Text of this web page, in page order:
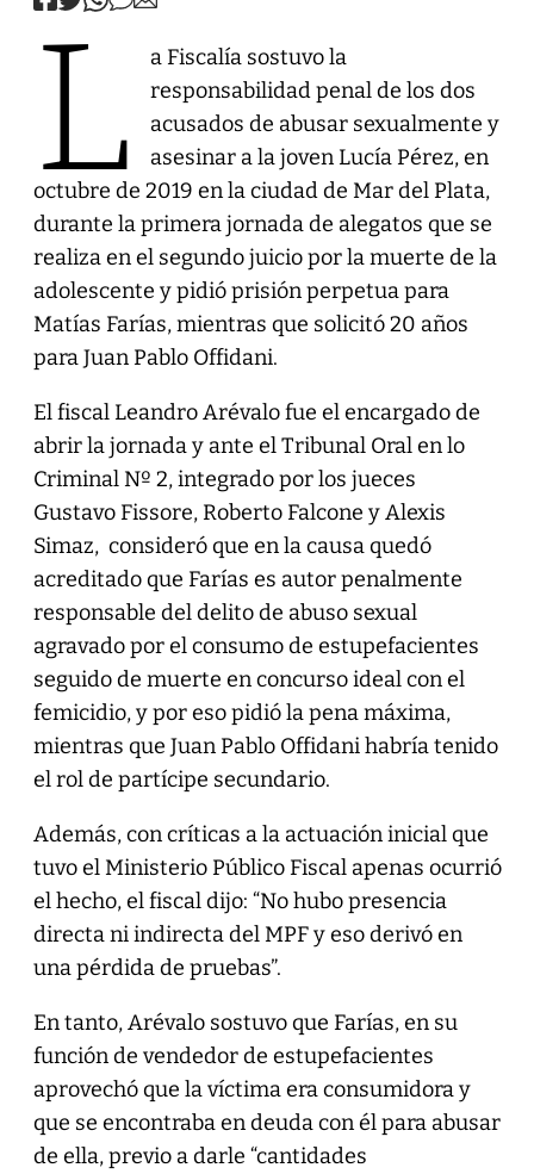
L
a Fiscalía sostuvo la
responsabilidad penal de los dos
acusados de abusar sexualmente y
asesinar a la joven Lucía Pérez, en
octubre de 2019 en la ciudad de Mar del Plata,
durante la primera jornada de alegatos que se
realiza en el segundo juicio por la muerte de la
adolescente y pidió prisión perpetua para
Matías Farías, mientras que solicitó 20 años
para Juan Pablo Offidani.
El fiscal Leandro Arévalo fue el encargado de
abrir la jornada y ante el Tribunal Oral en lo
Criminal Nº 2, integrado por los jueces
Gustavo Fissore, Roberto Falcone y Alexis
Simaz, consideró que en la causa quedó
acreditado que Farías es autor penalmente
responsable del delito de abuso sexual
agravado por el consumo de estupefacientes
seguido de muerte en concurso ideal con el
femicidio, y por eso pidió la pena máxima,
mientras que Juan Pablo Offidani habría tenido
el rol de partícipe secundario.
Además, con críticas a la actuación inicial que
tuvo el Ministerio Público Fiscal apenas ocurrió
el hecho, el fiscal dijo: “No hubo presencia
directa ni indirecta del MPF y eso derivó en
una pérdida de pruebas”.
En tanto, Arévalo sostuvo que Farías, en su
función de vendedor de estupefacientes
aprovechó que la víctima era consumidora y
que se encontraba en deuda con él para abusar
de ella, previo a darle “cantidades